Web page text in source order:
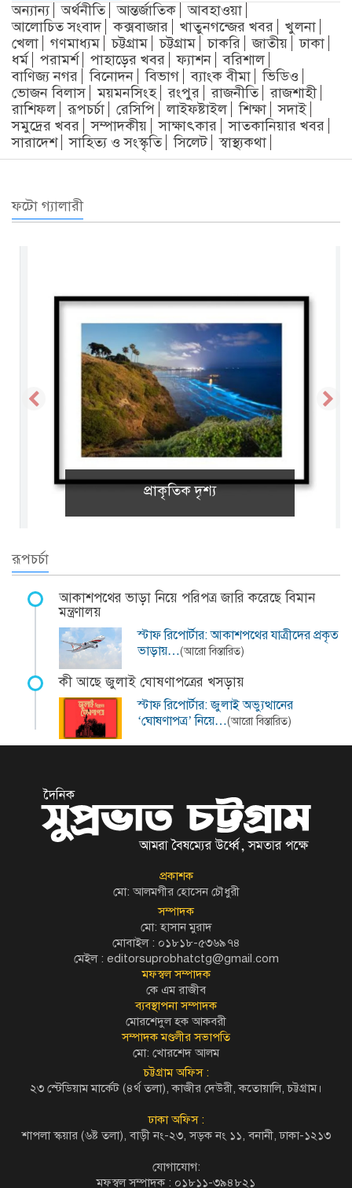
অন্যান্য অর্থনীতি আন্তর্জাতিক
আবহাওয়া
আলোচিত সংবাদ
কক্সবাজার খাতুনগন্জের খবর
খুলনা
খেলা
গণমাধ্যম চট্টগ্রাম চট্টগ্রাম চাকরি জাতীয়
ঢাকা
ধর্ম
পরামর্শ পাহাড়ের খবর ফ্যাশন
বরিশাল
বাণিজ্য নগর
বিনোদন বিভাগ ব্যাংক বীমা
ভিডিও
ভোজন বিলাস
ময়মনসিংহ রংপুর রাজনীতি
রাজশাহী
রাশিফল
রূপচর্চা রেসিপি লাইফষ্টাইল শিক্ষা
সদাই
সমুদ্রের খবর
সম্পাদকীয় সাক্ষাৎকার
সাতকানিয়ার খবর
সারাদেশ
সাহিত্য ও সংস্কৃতি সিলেট স্বাস্থ্যকথা
ফটো গ্যালারী
প্রাকৃতিক দৃশ্য
রূপচর্চা
আকাশপথের ভাড়া নিয়ে পরিপত্র জারি করেছে বিমান
মন্ত্রণালয়
স্টাফ রিপোর্টার: আকাশপথের যাত্রীদের প্রকৃত
ভাড়ায়…(আরো বিস্তারিত)
কী আছে জুলাই ঘোষণাপত্রের খসড়ায়
স্টাফ রিপোর্টার: জুলাই অভ্যুত্থানের
‘ঘোষণাপত্র’ নিয়ে…(আরো বিস্তারিত)
প্রকাশক
মো: আলমগীর হোসেন চৌধুরী
সম্পাদক
মো: হাসান মুরাদ
মোবাইল : ০১৮১৮-৫৩৬৯৭৪
মেইল : editorsuprobhatctg@gmail.com
মফস্বল সম্পাদক
কে এম রাজীব
ব্যবস্থাপনা সম্পাদক
মোরশেদুল হক আকবরী
সম্পাদক মণ্ডলীর সভাপতি
মো: খোরশেদ আলম
চট্টগ্রাম অফিস :
২৩ স্টেডিয়াম মার্কেট (৪র্থ তলা), কাজীর দেউরী, কতোয়ালি, চট্টগ্রাম।
ঢাকা অফিস :
শাপলা স্কয়ার (৬ষ্ট তলা), বাড়ী নং-২৩, সড়ক নং ১১, বনানী, ঢাকা-১২১৩
যোগাযোগ:
মফস্বল সম্পাদক : ০১৮১১-৩৯৪৮২১